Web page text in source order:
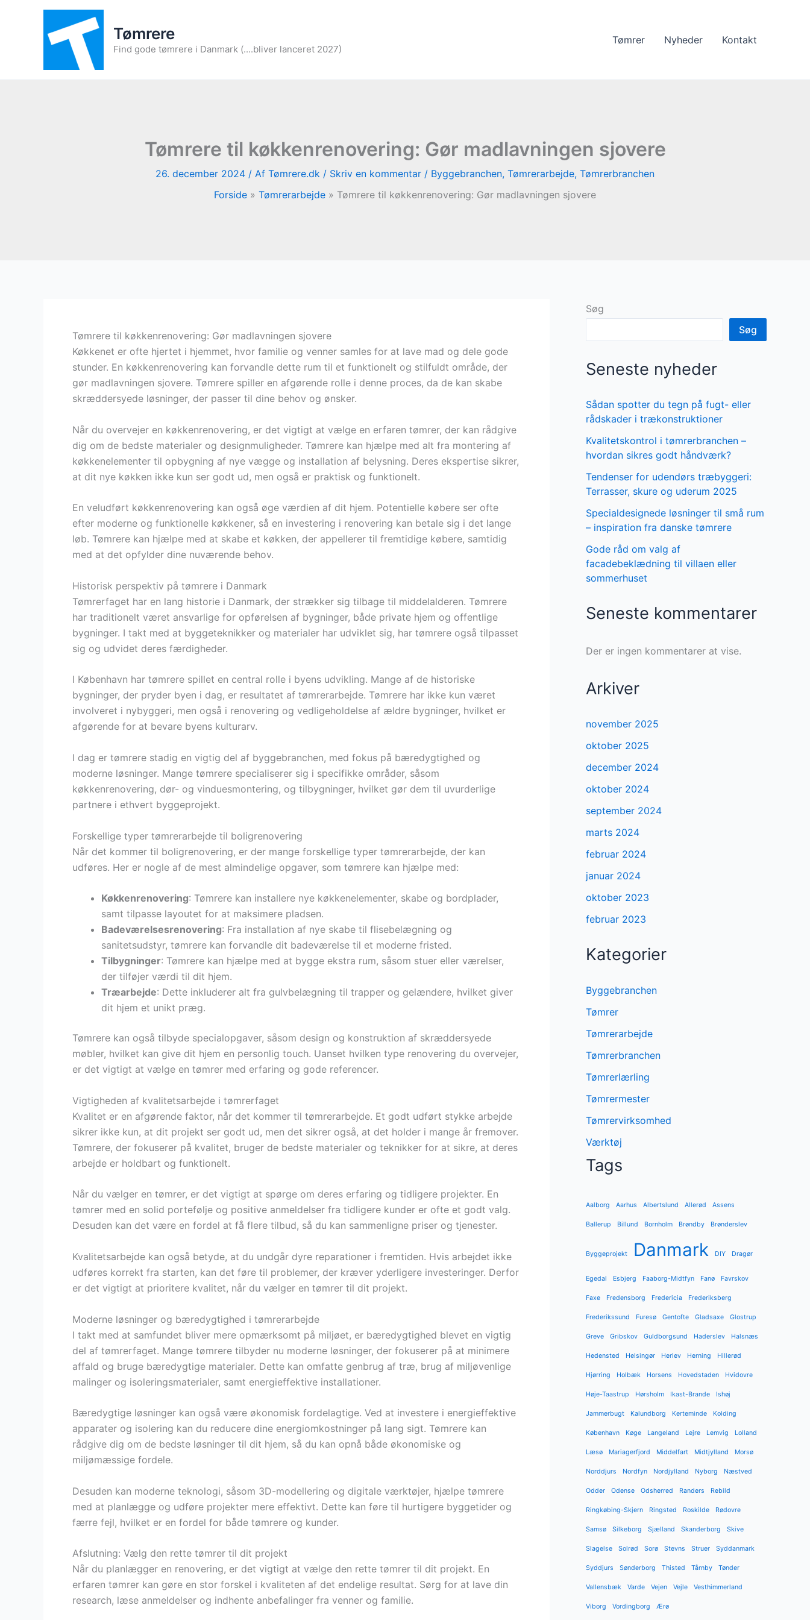
Tømrere
Find gode tømrere i Danmark (....bliver lanceret 2027)
Tømrer Nyheder Kontakt
Tømrere til køkkenrenovering: Gør madlavningen sjovere
26. december 2024 / Af Tømrere.dk / Skriv en kommentar / Byggebranchen, Tømrerarbejde, Tømrerbranchen
Forside
Tømrerarbejde Tømrere til køkkenrenovering: Gør madlavningen sjovere
Tømrere til køkkenrenovering: Gør madlavningen sjovere
Køkkenet er ofte hjertet i hjemmet, hvor familie og venner samles for at lave mad og dele gode
stunder. En køkkenrenovering kan forvandle dette rum til et funktionelt og stilfuldt område, der
gør madlavningen sjovere. Tømrere spiller en afgørende rolle i denne proces, da de kan skabe
skræddersyede løsninger, der passer til dine behov og ønsker.
Når du overvejer en køkkenrenovering, er det vigtigt at vælge en erfaren tømrer, der kan rådgive
dig om de bedste materialer og designmuligheder. Tømrere kan hjælpe med alt fra montering af
køkkenelementer til opbygning af nye vægge og installation af belysning. Deres ekspertise sikrer,
at dit nye køkken ikke kun ser godt ud, men også er praktisk og funktionelt.
En veludført køkkenrenovering kan også øge værdien af dit hjem. Potentielle købere ser ofte
efter moderne og funktionelle køkkener, så en investering i renovering kan betale sig i det lange
løb. Tømrere kan hjælpe med at skabe et køkken, der appellerer til fremtidige købere, samtidig
med at det opfylder dine nuværende behov.
Historisk perspektiv på tømrere i Danmark
Tømrerfaget har en lang historie i Danmark, der strækker sig tilbage til middelalderen. Tømrere
har traditionelt været ansvarlige for opførelsen af bygninger, både private hjem og offentlige
bygninger. I takt med at byggeteknikker og materialer har udviklet sig, har tømrere også tilpasset
sig og udvidet deres færdigheder.
I København har tømrere spillet en central rolle i byens udvikling. Mange af de historiske
bygninger, der pryder byen i dag, er resultatet af tømrerarbejde. Tømrere har ikke kun været
involveret i nybyggeri, men også i renovering og vedligeholdelse af ældre bygninger, hvilket er
afgørende for at bevare byens kulturarv.
I dag er tømrere stadig en vigtig del af byggebranchen, med fokus på bæredygtighed og
moderne løsninger. Mange tømrere specialiserer sig i specifikke områder, såsom
køkkenrenovering, dør- og vinduesmontering, og tilbygninger, hvilket gør dem til uvurderlige
partnere i ethvert byggeprojekt.
Forskellige typer tømrerarbejde til boligrenovering
Når det kommer til boligrenovering, er der mange forskellige typer tømrerarbejde, der kan
udføres. Her er nogle af de mest almindelige opgaver, som tømrere kan hjælpe med:
Køkkenrenovering: Tømrere kan installere nye køkkenelementer, skabe og bordplader,
samt tilpasse layoutet for at maksimere pladsen.
Badeværelsesrenovering: Fra installation af nye skabe til flisebelægning og
sanitetsudstyr, tømrere kan forvandle dit badeværelse til et moderne fristed.
Tilbygninger: Tømrere kan hjælpe med at bygge ekstra rum, såsom stuer eller værelser,
der tilføjer værdi til dit hjem.
Træarbejde: Dette inkluderer alt fra gulvbelægning til trapper og gelændere, hvilket giver
dit hjem et unikt præg.
Tømrere kan også tilbyde specialopgaver, såsom design og konstruktion af skræddersyede
møbler, hvilket kan give dit hjem en personlig touch. Uanset hvilken type renovering du overvejer,
er det vigtigt at vælge en tømrer med erfaring og gode referencer.
Vigtigheden af kvalitetsarbejde i tømrerfaget
Kvalitet er en afgørende faktor, når det kommer til tømrerarbejde. Et godt udført stykke arbejde
sikrer ikke kun, at dit projekt ser godt ud, men det sikrer også, at det holder i mange år fremover.
Tømrere, der fokuserer på kvalitet, bruger de bedste materialer og teknikker for at sikre, at deres
arbejde er holdbart og funktionelt.
Når du vælger en tømrer, er det vigtigt at spørge om deres erfaring og tidligere projekter. En
tømrer med en solid portefølje og positive anmeldelser fra tidligere kunder er ofte et godt valg.
Desuden kan det være en fordel at få flere tilbud, så du kan sammenligne priser og tjenester.
Kvalitetsarbejde kan også betyde, at du undgår dyre reparationer i fremtiden. Hvis arbejdet ikke
udføres korrekt fra starten, kan det føre til problemer, der kræver yderligere investeringer. Derfor
er det vigtigt at prioritere kvalitet, når du vælger en tømrer til dit projekt.
Moderne løsninger og bæredygtighed i tømrerarbejde
I takt med at samfundet bliver mere opmærksomt på miljøet, er bæredygtighed blevet en vigtig
del af tømrerfaget. Mange tømrere tilbyder nu moderne løsninger, der fokuserer på at minimere
affald og bruge bæredygtige materialer. Dette kan omfatte genbrug af træ, brug af miljøvenlige
malinger og isoleringsmaterialer, samt energieffektive installationer.
Bæredygtige løsninger kan også være økonomisk fordelagtige. Ved at investere i energieffektive
apparater og isolering kan du reducere dine energiomkostninger på lang sigt. Tømrere kan
rådgive dig om de bedste løsninger til dit hjem, så du kan opnå både økonomiske og
miljømæssige fordele.
Desuden kan moderne teknologi, såsom 3D-modellering og digitale værktøjer, hjælpe tømrere
med at planlægge og udføre projekter mere effektivt. Dette kan føre til hurtigere byggetider og
færre fejl, hvilket er en fordel for både tømrere og kunder.
Afslutning: Vælg den rette tømrer til dit projekt
Når du planlægger en renovering, er det vigtigt at vælge den rette tømrer til dit projekt. En
erfaren tømrer kan gøre en stor forskel i kvaliteten af det endelige resultat. Sørg for at lave din
research, læse anmeldelser og indhente anbefalinger fra venner og familie.
Søg
Søg
Seneste nyheder
Sådan spotter du tegn på fugt- eller
rådskader i trækonstruktioner
Kvalitetskontrol i tømrerbranchen –
hvordan sikres godt håndværk?
Tendenser for udendørs træbyggeri:
Terrasser, skure og uderum 2025
Specialdesignede løsninger til små rum
– inspiration fra danske tømrere
Gode råd om valg af
facadebeklædning til villaen eller
sommerhuset
Seneste kommentarer
Der er ingen kommentarer at vise.
Arkiver
november 2025
oktober 2025
december 2024
oktober 2024
september 2024
marts 2024
februar 2024
januar 2024
oktober 2023
februar 2023
Kategorier
Byggebranchen
Tømrer
Tømrerarbejde
Tømrerbranchen
Tømrerlærling
Tømrermester
Tømrervirksomhed
Værktøj
Tags
Aalborg Aarhus Albertslund Allerød Assens
Ballerup Billund Bornholm Brøndby Brønderslev
Byggeprojekt Danmark DIY Dragør
Egedal Esbjerg Faaborg-Midtfyn Fanø Favrskov
Faxe Fredensborg Fredericia Frederiksberg
Frederikssund Furesø Gentofte Gladsaxe Glostrup
Greve Gribskov Guldborgsund Haderslev Halsnæs
Hedensted Helsingør Herlev Herning Hillerød
Hjørring Holbæk Horsens Hovedstaden Hvidovre
Høje-Taastrup Hørsholm Ikast-Brande Ishøj
Jammerbugt Kalundborg Kerteminde Kolding
København Køge Langeland Lejre Lemvig Lolland
Læsø Mariagerfjord Middelfart Midtjylland Morsø
Norddjurs Nordfyn Nordjylland Nyborg Næstved
Odder Odense Odsherred Randers Rebild
Ringkøbing-Skjern Ringsted Roskilde Rødovre
Samsø Silkeborg Sjælland Skanderborg Skive
Slagelse Solrød Sorø Stevns Struer Syddanmark
Syddjurs Sønderborg Thisted Tårnby Tønder
Vallensbæk Varde Vejen Vejle Vesthimmerland
Viborg Vordingborg Ærø